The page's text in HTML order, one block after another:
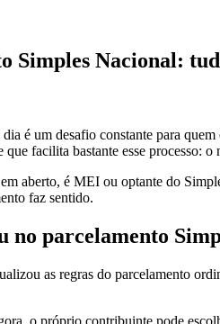
Simples Nacional:
é um desafio constante para
que facilita bastante esse processo:
aberto, é MEI ou optante do
faz sentido.
no parcelamento
as regras do parcelamento